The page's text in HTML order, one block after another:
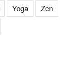
Yoga
Zen